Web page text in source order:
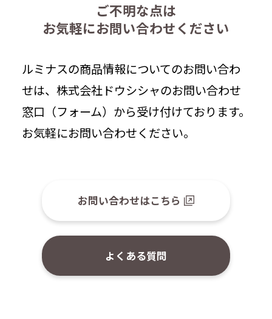
ご不明な点は
お気軽にお問い合わせください
ルミナスの商品情報についてのお問い合わ
せは、株式会社ドウシシャのお問い合わせ
窓口（フォーム）から受け付けております。
お気軽にお問い合わせください。
お問い合わせはこちら
よくある質問